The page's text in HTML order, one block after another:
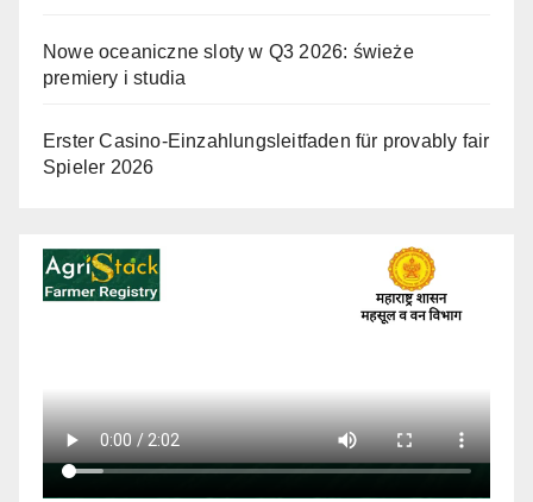
Nowe oceaniczne sloty w Q3 2026: świeże
premiery i studia
Erster Casino-Einzahlungsleitfaden für provably fair
Spieler 2026